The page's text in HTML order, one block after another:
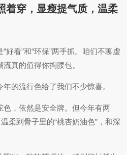
着穿，显瘦提气质，温柔
好看”和“环保”两手抓。咱们不聊虚
真的值得你掏腰包。
的流行色给了我们不少惊喜。
，依然是安全牌。但今年有两
柔到骨子里的“桃杏奶油色”，和深